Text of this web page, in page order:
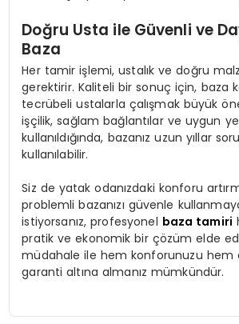
Doğru Usta ile Güvenli ve
Baza
Her tamir işlemi, ustalık ve doğru
gerektirir. Kaliteli bir sonuç için, baza
tecrübeli ustalarla çalışmak büyük
işçilik, sağlam bağlantılar ve uygun
kullanıldığında, bazanız uzun yıllar
kullanılabilir.
Siz de yatak odanızdaki konforu
problemli bazanızı güvenle
istiyorsanız, profesyonel baza tamiri
pratik ve ekonomik bir çözüm elde
müdahale ile hem konforunuzu hem
garanti altına almanız mümkündür.